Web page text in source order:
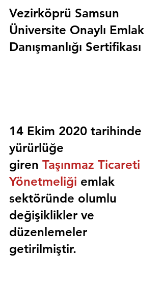
Vezirköprü Samsun
Üniversite Onaylı Emlak
Danışmanlığı Sertifikası
14 Ekim 2020 tarihinde
yürürlüğe
giren Taşınmaz Ticareti
Yönetmeliği emlak
sektöründe olumlu
değişiklikler ve
düzenlemeler
getirilmiştir.